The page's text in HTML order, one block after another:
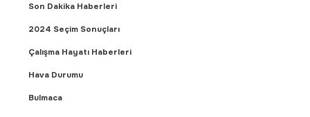
Son Dakika Haberleri
2024 Seçim Sonuçları
Çalışma Hayatı Haberleri
Hava Durumu
Bulmaca